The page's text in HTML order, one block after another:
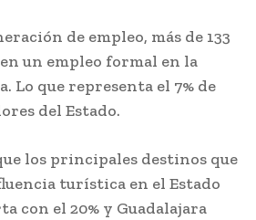
de empleo, más de 133
un empleo formal en la
que representa el 7% de
del Estado.
los principales destinos que
turística en el Estado
con el 20% y Guadalajara